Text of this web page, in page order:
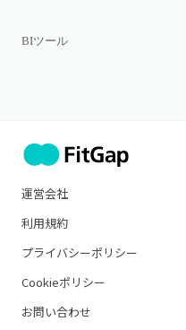
BIツール
運営会社
利用規約
プライバシーポリシー
Cookieポリシー
お問い合わせ